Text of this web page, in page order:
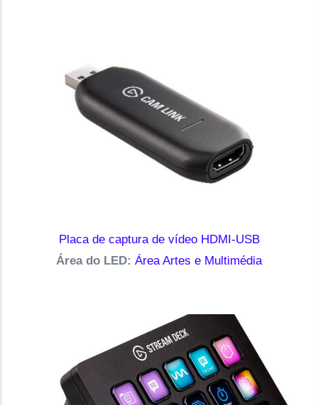
Placa de captura de vídeo HDMI-USB
Área do LED: Área Artes e Multimédia